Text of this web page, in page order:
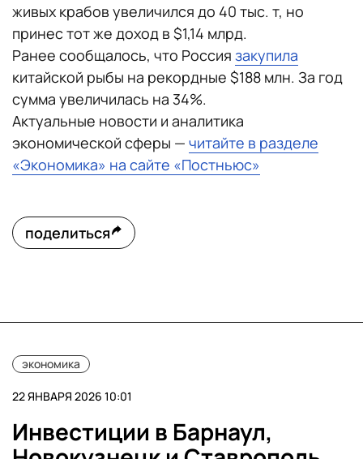
живых крабов увеличился до 40 тыс. т, но
принес тот же доход в $1,14 млрд.
Ранее сообщалось, что Россия закупила
китайской рыбы на рекордные $188 млн. За год
сумма увеличилась на 34%.
Актуальные новости и аналитика
экономической сферы — читайте в разделе
«Экономика» на сайте «Постньюс»
поделиться
экономика
22 ЯНВАРЯ 2026 10:01
Инвестиции в Барнаул,